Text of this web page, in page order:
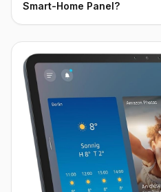
Smart-Home Panel?